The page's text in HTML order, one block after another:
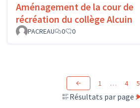
Aménagement de la cour de
récréation du collège Alcuin
PACREAU
0 0
Résultats par page :
1 … 4 5